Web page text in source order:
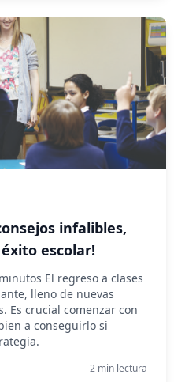
infalibles,
escolar!
El regreso a clases
lleno de nuevas
Es crucial comenzar con
a conseguirlo si
2 min lectura